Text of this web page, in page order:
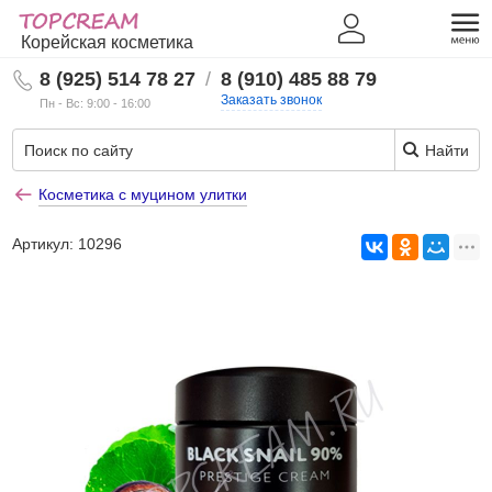
Корейская косметика
8 (925) 514 78 27
Пн - Вс: 9:00 - 16:00
/ 8 (910) 485 88 79
Заказать звонок
Найти
Косметика с муцином улитки
Артикул: 10296